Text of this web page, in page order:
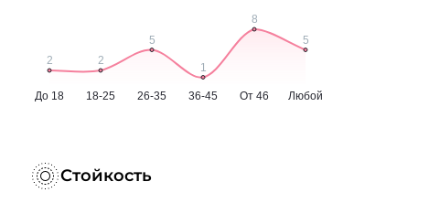
Стойкость